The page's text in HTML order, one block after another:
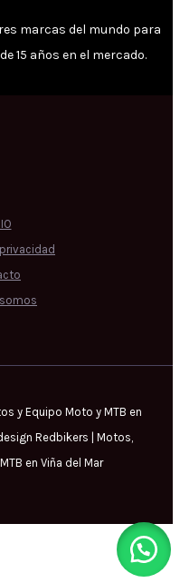
marcas del mundo para
15 años en el mercado.
y Equipo Moto y MTB en
Redbikers | Motos,
en Viña del Mar